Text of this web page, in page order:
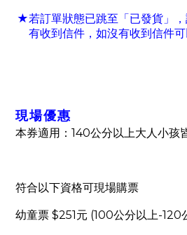
★若訂單狀態已跳至「已發貨」 ，
有收到信件 ， 如沒有收到信件
現場優惠
本券適用： 140公分以上大人小孩
符合以下資格可現場購票
幼童票 $251 元 (100公分以上-120